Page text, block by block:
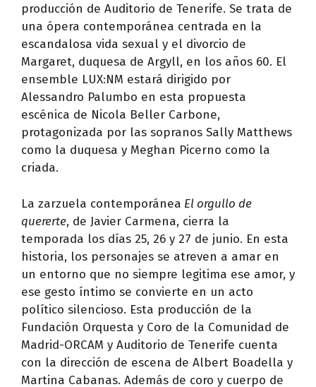
producción de Auditorio de Tenerife. Se trata de
una ópera contemporánea centrada en la
escandalosa vida sexual y el divorcio de
Margaret, duquesa de Argyll, en los años 60. El
ensemble LUX:NM estará dirigido por
Alessandro Palumbo en esta propuesta
escénica de Nicola Beller Carbone,
protagonizada por las sopranos Sally Matthews
como la duquesa y Meghan Picerno como la
criada.
La zarzuela contemporánea El orgullo de
quererte, de Javier Carmena, cierra la
temporada los días 25, 26 y 27 de junio. En esta
historia, los personajes se atreven a amar en
un entorno que no siempre legitima ese amor, y
ese gesto íntimo se convierte en un acto
político silencioso. Esta producción de la
Fundación Orquesta y Coro de la Comunidad de
Madrid-ORCAM y Auditorio de Tenerife cuenta
con la dirección de escena de Albert Boadella y
Martina Cabanas. Además de coro y cuerpo de